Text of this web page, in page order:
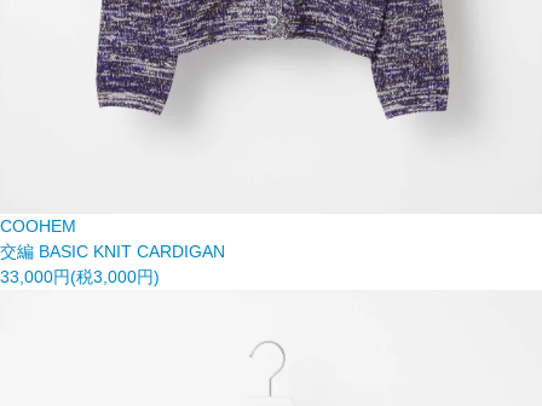
COOHEM
交編 BASIC KNIT CARDIGAN
33,000円(税3,000円)